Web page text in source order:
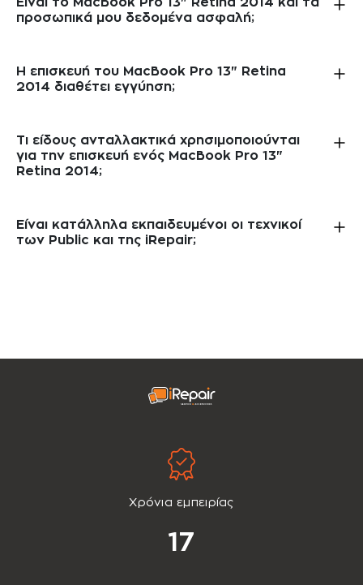
Είναι το MacBook Pro 13" Retina 2014 και τα
προσωπικά μου δεδομένα ασφαλή;
Η επισκευή του MacBook Pro 13" Retina
2014 διαθέτει εγγύηση;
Τι είδους ανταλλακτικά χρησιμοποιούνται
για την επισκευή ενός MacBook Pro 13"
Retina 2014;
Είναι κατάλληλα εκπαιδευμένοι οι τεχνικοί
των Public και της iRepair;
Χρόνια εμπειρίας
17